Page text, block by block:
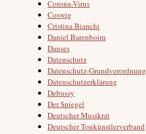
Corona-Virus
Coswig
Cristina Bianchi
Daniel Barenboim
Danses
Datenschutz
Datenschutz-Grundverordnung
Datenschutzerklärung
Debussy
Der Spiegel
Deutscher Musikrat
Deutscher Tonkünstlerverband